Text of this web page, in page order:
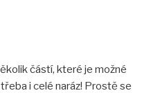
částí, které je možné
i celé naráz! Prostě se